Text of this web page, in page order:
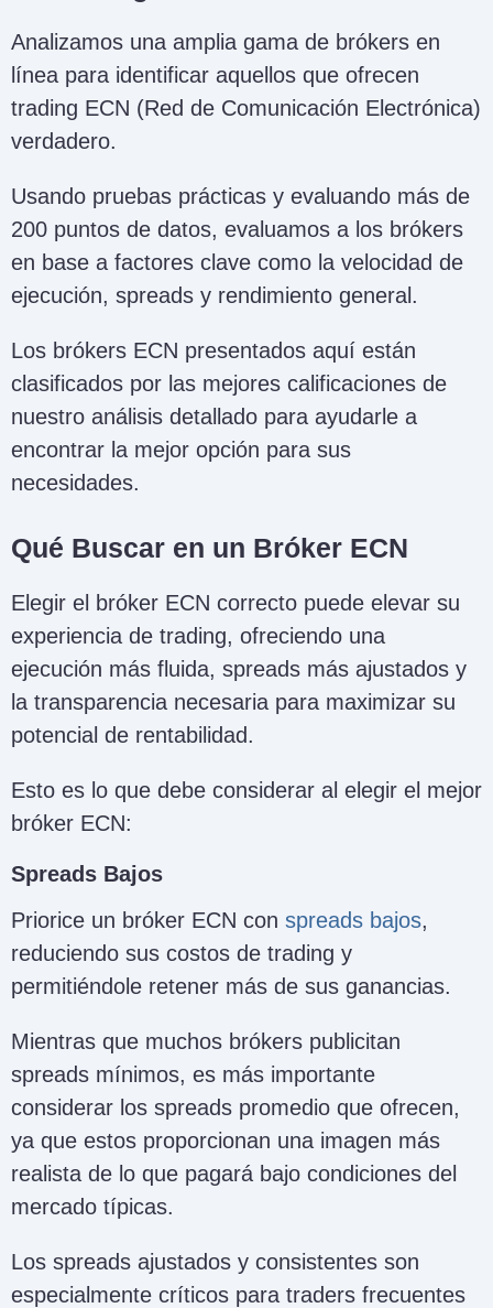
Analizamos una amplia gama de brókers en
línea para identificar aquellos que ofrecen
trading ECN (Red de Comunicación Electrónica)
verdadero.
Usando pruebas prácticas y evaluando más de
200 puntos de datos, evaluamos a los brókers
en base a factores clave como la velocidad de
ejecución, spreads y rendimiento general.
Los brókers ECN presentados aquí están
clasificados por las mejores calificaciones de
nuestro análisis detallado para ayudarle a
encontrar la mejor opción para sus
necesidades.
Qué Buscar en un Bróker ECN
Elegir el bróker ECN correcto puede elevar su
experiencia de trading, ofreciendo una
ejecución más fluida, spreads más ajustados y
la transparencia necesaria para maximizar su
potencial de rentabilidad.
Esto es lo que debe considerar al elegir el mejor
bróker ECN:
Spreads Bajos
Priorice un bróker ECN con spreads bajos,
reduciendo sus costos de trading y
permitiéndole retener más de sus ganancias.
Mientras que muchos brókers publicitan
spreads mínimos, es más importante
considerar los spreads promedio que ofrecen,
ya que estos proporcionan una imagen más
realista de lo que pagará bajo condiciones del
mercado típicas.
Los spreads ajustados y consistentes son
especialmente críticos para traders frecuentes